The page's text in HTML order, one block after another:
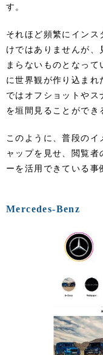
す。
それほど頻繁にインス
けではありませんが、
まらないものとなっ
に世界観が作り込まれ
ではオフショットやス
を垣間見ることができ
このように、普段のイ
ャップを見せ、閲覧者
ーを活用できている事
Mercedes-Benz